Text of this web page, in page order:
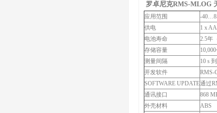
罗卓尼克RMS-MLOG
应用范围
-
供电
1 x
电池寿命
2.5年
存储容量
测量间隔
10 s
开发软件
RMS-
SOFTWARE UPDATE通过
通讯接口
868
外壳材料
ABS